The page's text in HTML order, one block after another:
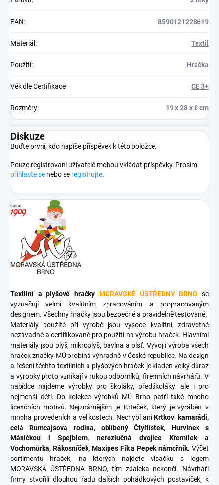
EAN: 8590121228619
Materiál : Textil
Použití: Hračka
Věk dle Certifikace: CE 3+
Rozměry: 19 x 28 x 8 cm
Diskuze
Buďte první, kdo napíše příspěvek k této položce.
Pouze registrovaní uživatelé mohou vkládat příspěvky. Prosím
přihlaste se nebo se registrujte.
Textilní a plyšové hračky MORAVSKÉ ÚSTŘEDNY BRNO se
vyznačují velmi kvalitním zpracováním a propracovaným
designem. Všechny hračky jsou bezpečné a pravidelně testované.
Materiály použité při výrobě jsou vysoce kvalitní, zdravotně
nezávadné a certifikované pro použití na výrobu hraček. Hlavními
materiály jsou plyš, mikroplyš, bavlna a plsť. Vývoj i výroba všech
hraček značky MÚ probíhá výhradně v České republice. Na design
a řešení těchto textilních a plyšových hraček je kladen velký důraz
a výrobky proto vznikají v rukou odborníků, firemních návrhářů. V
nabídce najdeme výrobky pro školáky, předškoláky, ale i pro
nejmenší děti. Do kolekce výrobků MÚ Brno patří také mnoho
licenčních motivů. Nejznámějším je Krteček, který je vyráběn v
mnoha provedeních a velikostech. Nechybí ani Krtkovi kamarádi,
celá Rumcajsova rodina, oblíbený Čtyřlístek, Hurvínek s
Máničkou i Spejblem, nerozlučná dvojice Křemílek a
Vochomůrka, Rákosníček, Maxipes Fík a Pepek námořník. Výčet
sortimentu hraček, na kterých najdete visačku s logem
MORAVSKÁ ÚSTŘEDNA BRNO, tím zdaleka nekončí. Návrháři
firmy stvořili dlouhou řadu dalších pohádkových postaviček, k